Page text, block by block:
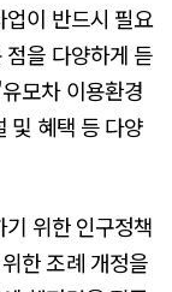
이 반드시 필요
을 다양하게 듣
모차 이용환경
및 혜택 등 다양
위한 인구정책
한 조례 개정을